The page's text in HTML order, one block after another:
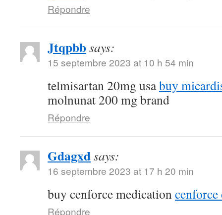
Répondre
Jtqpbbsays:
15 septembre 2023 at 10 h 54 min
telmisartan 20mg usabuy
molnunat 200 mg brand
Répondre
Gdagxdsays:
16 septembre 2023 at 17 h 20 min
buy cenforce medicationcenforce
Répondre